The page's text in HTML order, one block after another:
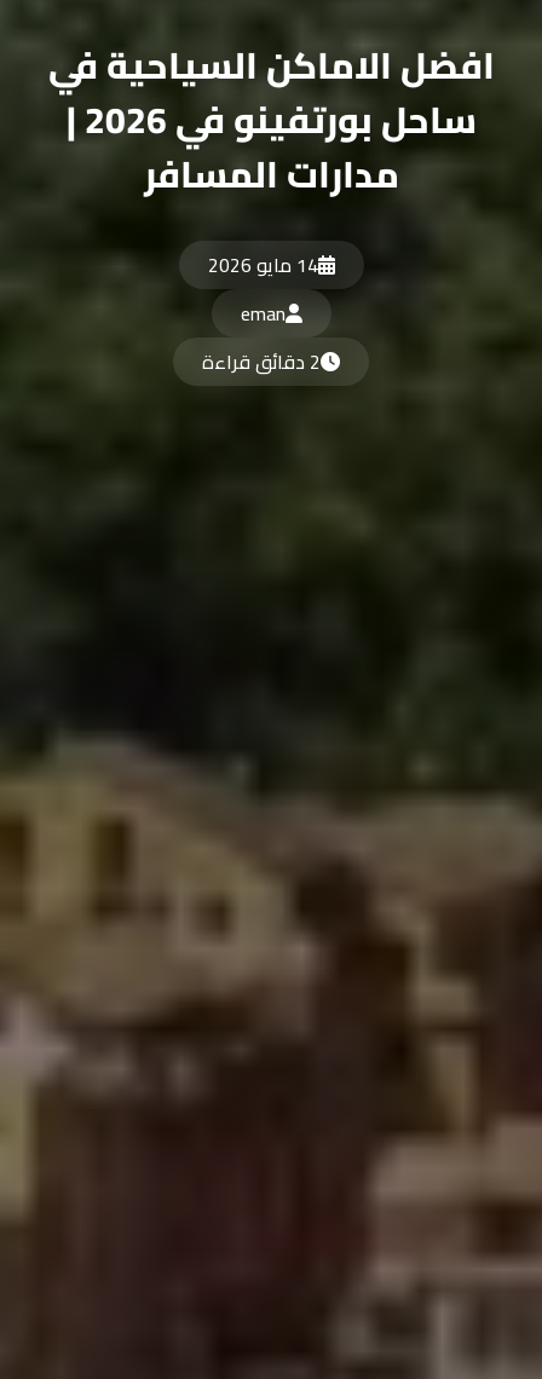
افضل الاماكن السياحية في
ساحل بورتفينو في 2026 |
مدارات المسافر
14 مايو 2026
eman
2 دقائق قراءة